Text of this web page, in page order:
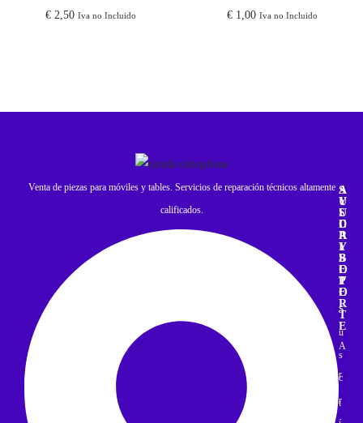
€2,50 Iva no Incluido
€1,00 Iva no Incluido
Venta de piezas para móviles y tables. Servicios de reparación técnicos altamente
calificados.
A
Y
U
D
A
Y
S
O
P
O
R
T
E
A
r
t
S
U
S
C
R
I
B
E
T
E
S
u
s
c
r